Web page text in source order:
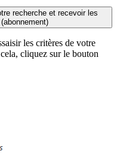
recherche et recevoir les
les critères de votre
cliquez sur le bouton